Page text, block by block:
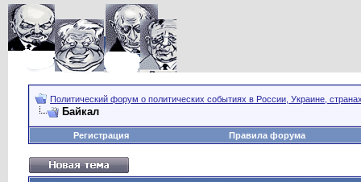
Политический форум о политических событиях в России, Украине,
Байкал
Регистрация Правила форума